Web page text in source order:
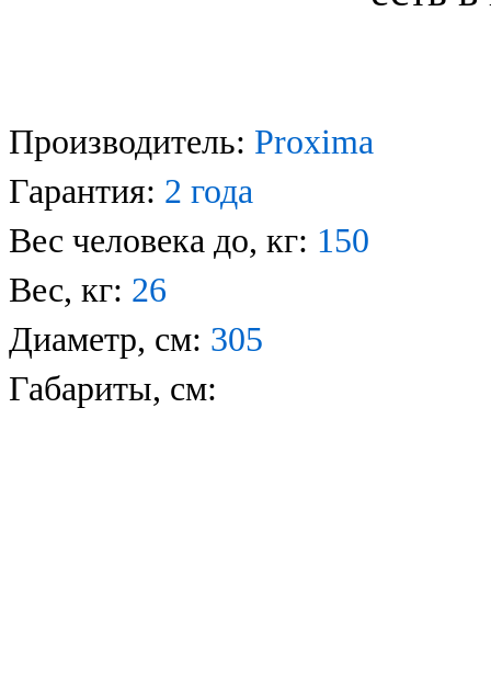
Производитель: Proxima
Гарантия: 2 года
Вес человека до, кг: 150
Вес, кг: 26
Диаметр, см: 305
Габариты, см: